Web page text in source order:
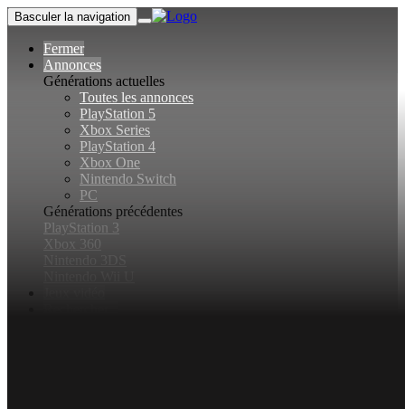
Basculer la navigation
Fermer
Annonces
Générations actuelles
Toutes les annonces
PlayStation 5
Xbox Series
PlayStation 4
Xbox One
Nintendo Switch
PC
Générations précédentes
PlayStation 3
Xbox 360